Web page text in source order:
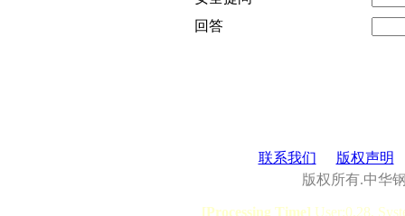
回答
联系我们
版权声明
版权所有.中华
[Processing Time] User:0.28,